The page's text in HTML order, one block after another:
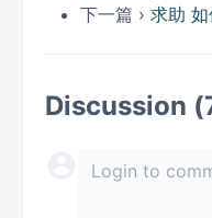
下一篇 › 求助 如
Discussion